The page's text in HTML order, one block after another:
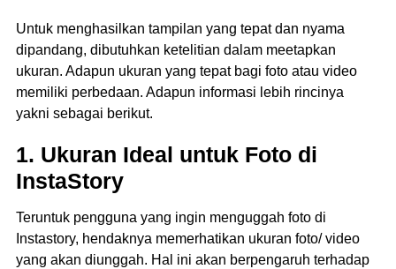
Untuk menghasilkan tampilan yang tepat dan nyama
dipandang, dibutuhkan ketelitian dalam meetapkan
ukuran. Adapun ukuran yang tepat bagi foto atau video
memiliki perbedaan. Adapun informasi lebih rincinya
yakni sebagai berikut.
1. Ukuran Ideal untuk Foto di
InstaStory
Teruntuk pengguna yang ingin menguggah foto di
Instastory, hendaknya memerhatikan ukuran foto/ video
yang akan diunggah. Hal ini akan berpengaruh terhadap